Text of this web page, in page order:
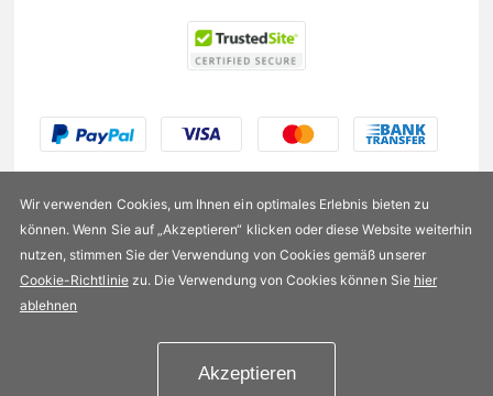
US$15,99
In den Einkaufswagen
Wir verwenden Cookies, um Ihnen ein optimales Erlebnis bieten zu
können. Wenn Sie auf „Akzeptieren“ klicken oder diese Website weiterhin
nutzen, stimmen Sie der Verwendung von Cookies gemäß unserer
Cookie-Richtliniezu. Die Verwendung von Cookies können Sie hier
ablehnen
Akzeptieren